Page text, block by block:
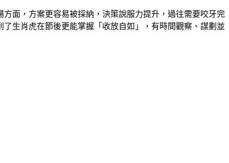
面，方案更容易被採納，決策說服力提升，過往需要咬牙完
生肖虎在節後更能掌握「收放自如」，有時間觀察、謀劃並